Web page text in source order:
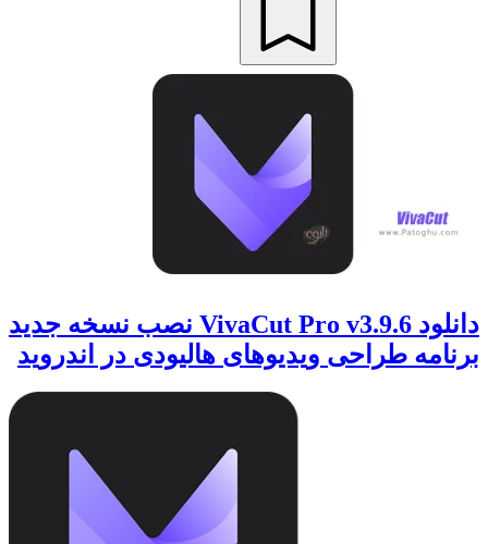
دانلود VivaCut Pro v3.9.6 نصب نسخه جدید
برنامه طراحی ویدیوهای هالیودی در اندروید